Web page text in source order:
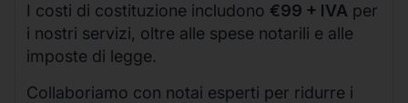
I costi di costituzione includono €99 + IVA per
i nostri servizi, oltre alle spese notarili e alle
imposte di legge.
Collaboriamo con notai esperti per ridurre i